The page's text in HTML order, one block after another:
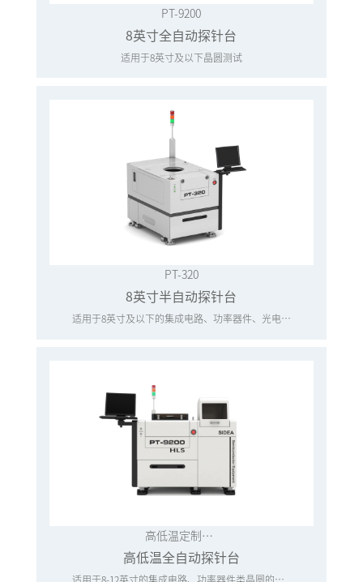
PT-9200
8英寸全自动探针台
适用于8英寸及以下晶圆测试
PT-320
8英寸半自动探针台
适用于8英寸及以下的集成电路、功率器件、光电器件等晶圆级半自动测试。
高低温定制系列
高低温全自动探针台